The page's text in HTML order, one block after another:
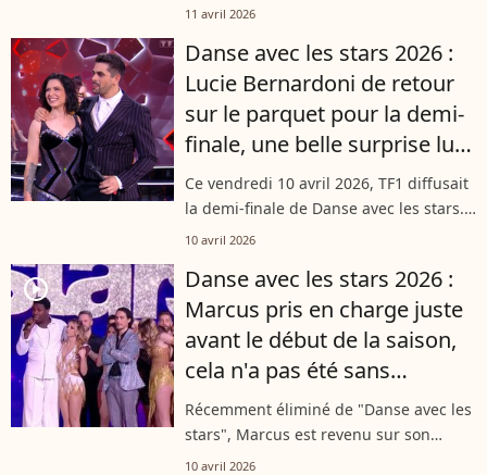
de Danse avec les stars. Une soirée
de Lucie Bernardoni et par une...
11 avril 2026
Danse avec les stars 2026 :
Lucie Bernardoni de retour
sur le parquet pour la demi-
finale, une belle surprise lui
a été réservée
Ce vendredi 10 avril 2026, TF1 diffusait
la demi-finale de Danse avec les stars.
Une soirée placée sous le signe de
retour sur le parquet avec de...
10 avril 2026
player2
Danse avec les stars 2026 :
Marcus pris en charge juste
avant le début de la saison,
cela n'a pas été sans
conséquences sur son
aventure
Récemment éliminé de "Danse avec les
stars", Marcus est revenu sur son
incroyable parcours sur le parquet de
10 avril 2026